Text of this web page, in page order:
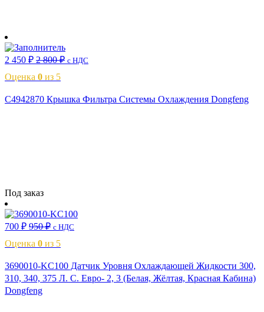
2 450 ₽ 2 800₽ с НДС
Оценка 0 из 5
C4942870 Крышка Фильтра Системы Охлаждения Dongfeng
Под заказ
700 ₽ 950₽ с НДС
Оценка 0 из 5
3690010-KC100 Датчик Уровня Охлаждающей Жидкости 300,
310, 340, 375 Л. С. Евро- 2, 3 (Белая, Жёлтая, Красная Кабина)
Dongfeng